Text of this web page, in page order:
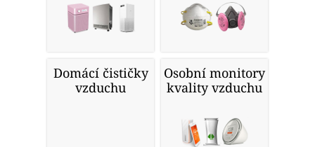
Domácí čističky
vzduchu
Osobní monitory
kvality vzduchu